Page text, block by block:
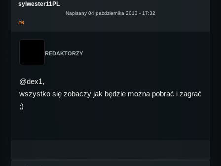
sylwester11PL
Napisany 04 października 2013 - 17:32
#6
REDAKTORZY
@dex1,
wszystko się zobaczy jak będzie można pobrać i zagrać
;)